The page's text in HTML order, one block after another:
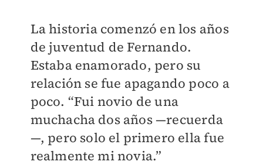
La historia comenzó en los años
de juventud de Fernando.
Estaba enamorado, pero su
relación se fue apagando poco a
poco. “Fui novio de una
muchacha dos años —recuerda
—, pero solo el primero ella fue
realmente mi novia.”